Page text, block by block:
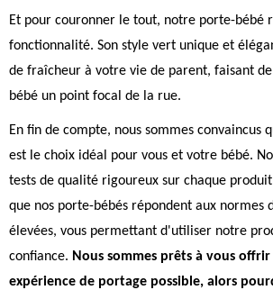
Et pour couronner le tout, notre porte-bébé
fonctionnalité. Son style vert unique et
de fraîcheur à votre vie de parent, faisant
bébé un point focal de la rue.
En fin de compte, nous sommes convaincus
est le choix idéal pour vous et votre bébé.
tests de qualité rigoureux sur chaque
que nos porte-bébés répondent aux normes
élevées, vous permettant d'utiliser notre
confiance. Nous sommes prêts à vous
expérience de portage possible, alors